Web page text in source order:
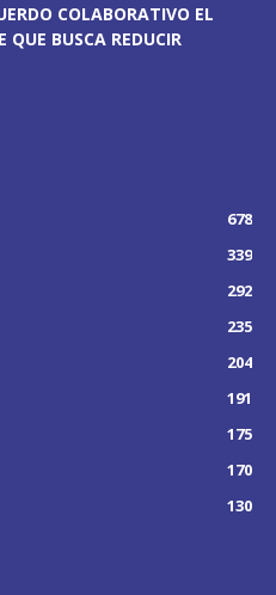
COLABORATIVO EL
QUE BUSCA REDUCIR
678
339
292
235
204
191
175
170
130